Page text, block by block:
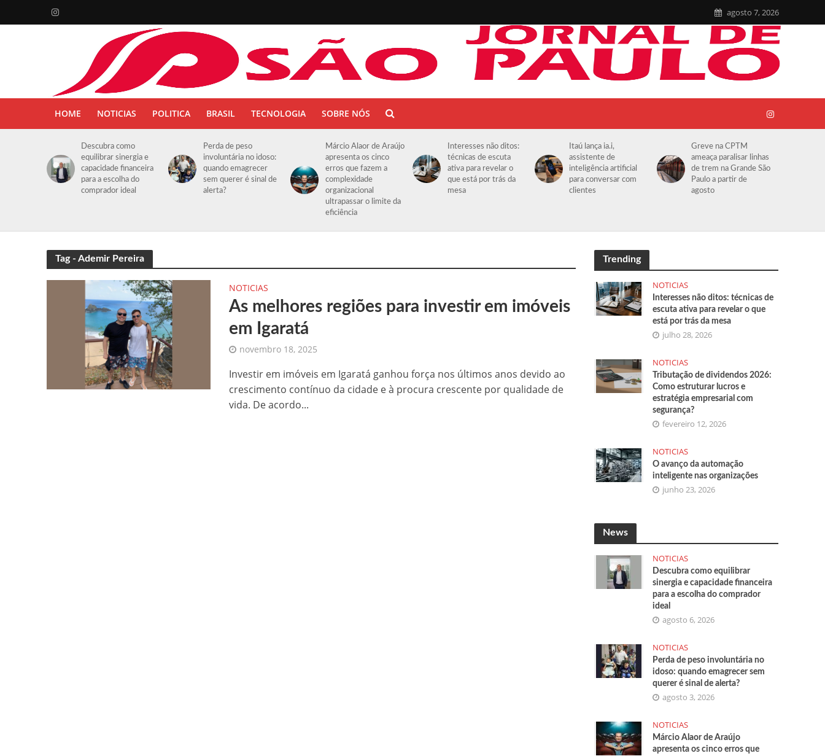
agosto 7, 2026
HOME NOTICIAS POLITICA BRASIL TECNOLOGIA SOBRE NÓS
Descubra como
equilibrar sinergia e
capacidade financeira
para a escolha do
comprador ideal
Perda de peso
involuntária no idoso:
quando emagrecer
sem querer é sinal de
alerta?
Márcio Alaor de Araújo
apresenta os cinco
erros que fazem a
complexidade
organizacional
ultrapassar o limite da
eficiência
Interesses não ditos:
técnicas de escuta
ativa para revelar o
que está por trás da
mesa
Itaú lança ia.i,
assistente de
inteligência artificial
para conversar com
clientes
Greve na CPTM
ameaça paralisar linhas
de trem na Grande São
Paulo a partir de
agosto
Tag - Ademir Pereira
NOTICIAS
As melhores regiões para investir em imóveis
em Igaratá
novembro 18, 2025
Investir em imóveis em Igaratá ganhou força nos últimos anos devido ao
crescimento contínuo da cidade e à procura crescente por qualidade de
vida. De acordo...
Trending
NOTICIAS
Interesses não ditos: técnicas de
escuta ativa para revelar o que
está por trás da mesa
julho 28, 2026
NOTICIAS
Tributação de dividendos 2026:
Como estruturar lucros e
estratégia empresarial com
segurança?
fevereiro 12, 2026
NOTICIAS
O avanço da automação
inteligente nas organizações
junho 23, 2026
News
NOTICIAS
Descubra como equilibrar
sinergia e capacidade financeira
para a escolha do comprador
ideal
agosto 6, 2026
NOTICIAS
Perda de peso involuntária no
idoso: quando emagrecer sem
querer é sinal de alerta?
agosto 3, 2026
NOTICIAS
Márcio Alaor de Araújo
apresenta os cinco erros que